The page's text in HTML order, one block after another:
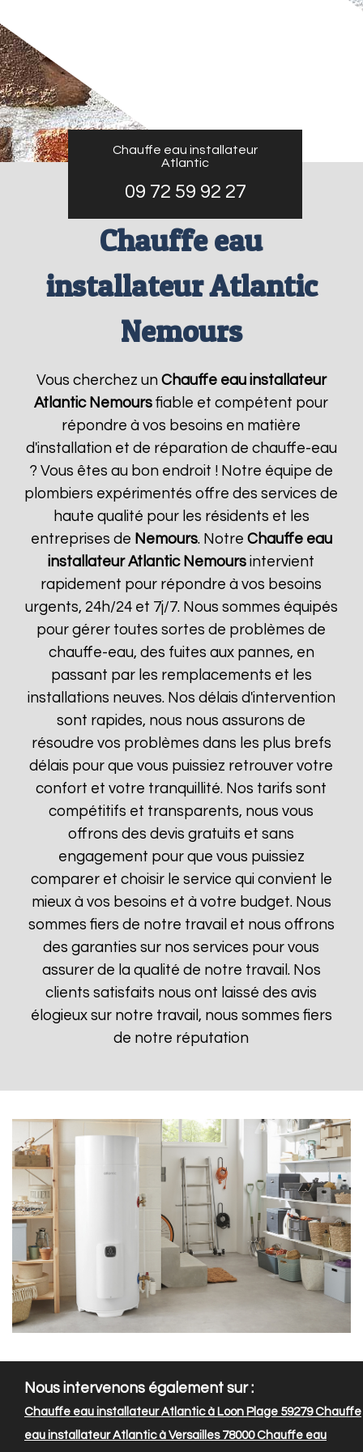
Chauffe eau installateur
Atlantic
09 72 59 92 27
Chauffe eau
installateur Atlantic
Nemours
Vous cherchez un Chauffe eau installateur
Atlantic Nemours fiable et compétent pour
répondre à vos besoins en matière
d'installation et de réparation de chauffe-eau
? Vous êtes au bon endroit ! Notre équipe de
plombiers expérimentés offre des services de
haute qualité pour les résidents et les
entreprises de Nemours. Notre Chauffe eau
installateur Atlantic Nemours intervient
rapidement pour répondre à vos besoins
urgents, 24h/24 et 7j/7. Nous sommes équipés
pour gérer toutes sortes de problèmes de
chauffe-eau, des fuites aux pannes, en
passant par les remplacements et les
installations neuves. Nos délais d'intervention
sont rapides, nous nous assurons de
résoudre vos problèmes dans les plus brefs
délais pour que vous puissiez retrouver votre
confort et votre tranquillité. Nos tarifs sont
compétitifs et transparents, nous vous
offrons des devis gratuits et sans
engagement pour que vous puissiez
comparer et choisir le service qui convient le
mieux à vos besoins et à votre budget. Nous
sommes fiers de notre travail et nous offrons
des garanties sur nos services pour vous
assurer de la qualité de notre travail. Nos
clients satisfaits nous ont laissé des avis
élogieux sur notre travail, nous sommes fiers
de notre réputation
Nous intervenons également sur :
Chauffe eau installateur Atlantic à Loon Plage 59279Chauffe
eau installateur Atlantic à Versailles 78000Chauffe eau